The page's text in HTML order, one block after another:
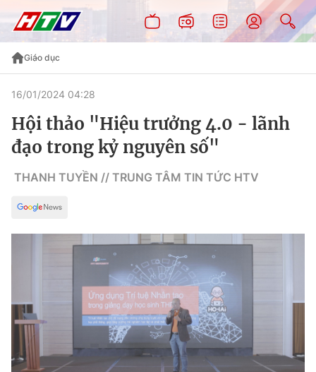
Giáo dục
16/01/2024 04:28
Hội thảo "Hiệu trưởng 4.0 - lãnh
đạo trong kỷ nguyên số"
THANH TUYỀN // TRUNG TÂM TIN TỨC HTV